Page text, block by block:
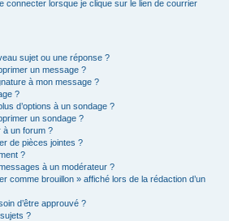
connecter lorsque je clique sur le lien de courrier
sujet ou une réponse ?
un message ?
à mon message ?
?
d’options à un sondage ?
un sondage ?
à un forum ?
de pièces jointes ?
?
à un modérateur ?
comme brouillon » affiché lors de la rédaction d’un
d’être approuvé ?
?